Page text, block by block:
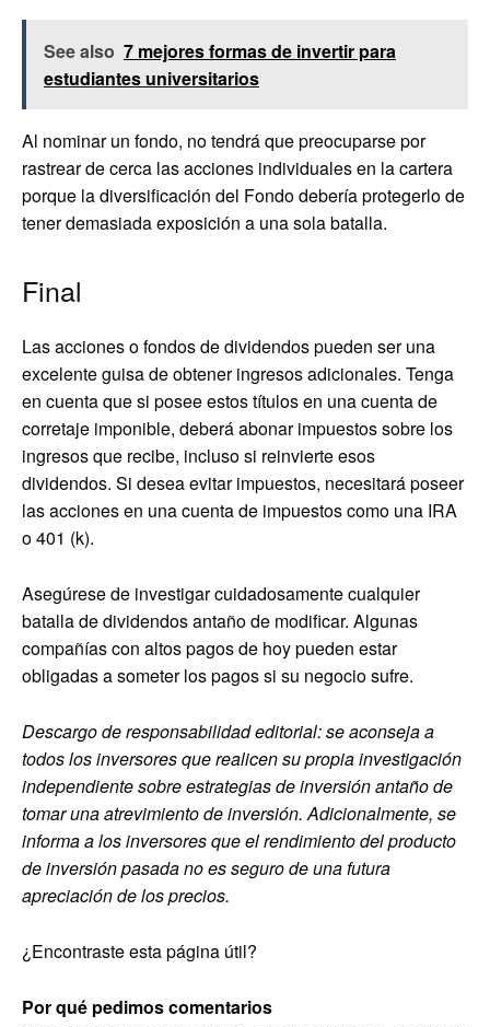
See also 7 mejores formas de invertir para
estudiantes universitarios
Al nominar un fondo, no tendrá que preocuparse por
rastrear de cerca las acciones individuales en la cartera
porque la diversificación del Fondo debería protegerlo de
tener demasiada exposición a una sola batalla.
Final
Las acciones o fondos de dividendos pueden ser una
excelente guisa de obtener ingresos adicionales. Tenga
en cuenta que si posee estos títulos en una cuenta de
corretaje imponible, deberá abonar impuestos sobre los
ingresos que recibe, incluso si reinvierte esos
dividendos. Si desea evitar impuestos, necesitará poseer
las acciones en una cuenta de impuestos como una IRA
o 401 (k).
Asegúrese de investigar cuidadosamente cualquier
batalla de dividendos antaño de modificar. Algunas
compañías con altos pagos de hoy pueden estar
obligadas a someter los pagos si su negocio sufre.
Descargo de responsabilidad editorial: se aconseja a
todos los inversores que realicen su propia investigación
independiente sobre estrategias de inversión antaño de
tomar una atrevimiento de inversión. Adicionalmente, se
informa a los inversores que el rendimiento del producto
de inversión pasada no es seguro de una futura
apreciación de los precios.
¿Encontraste esta página útil?
Por qué pedimos comentarios